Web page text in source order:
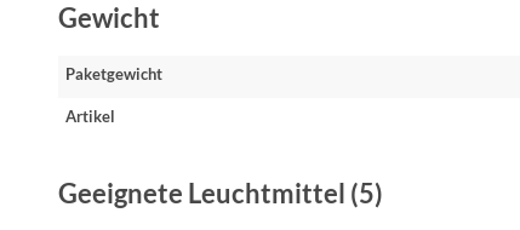
Gewicht
Paketgewicht
Artikel
Geeignete Leuchtmittel (5)